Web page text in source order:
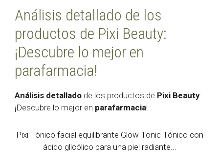
Análisis detallado de los
productos de Pixi Beauty:
¡Descubre lo mejor en
parafarmacia!
Análisis detallado de los productos de Pixi Beauty:
¡Descubre lo mejor en parafarmacia!
Pixi Tónico facial equilibrante Glow Tonic Tónico con
ácido glicólico para una piel radiante...